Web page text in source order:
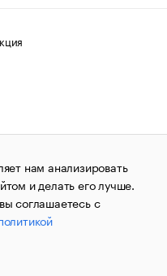
авторских прав
1995–2026.Сообщения
«РБК»
по надзору в сфере
и массовых
за номером ИА
«РБК». Отдельные
нам анализировать
и делать его лучше.
соглашаетесь с